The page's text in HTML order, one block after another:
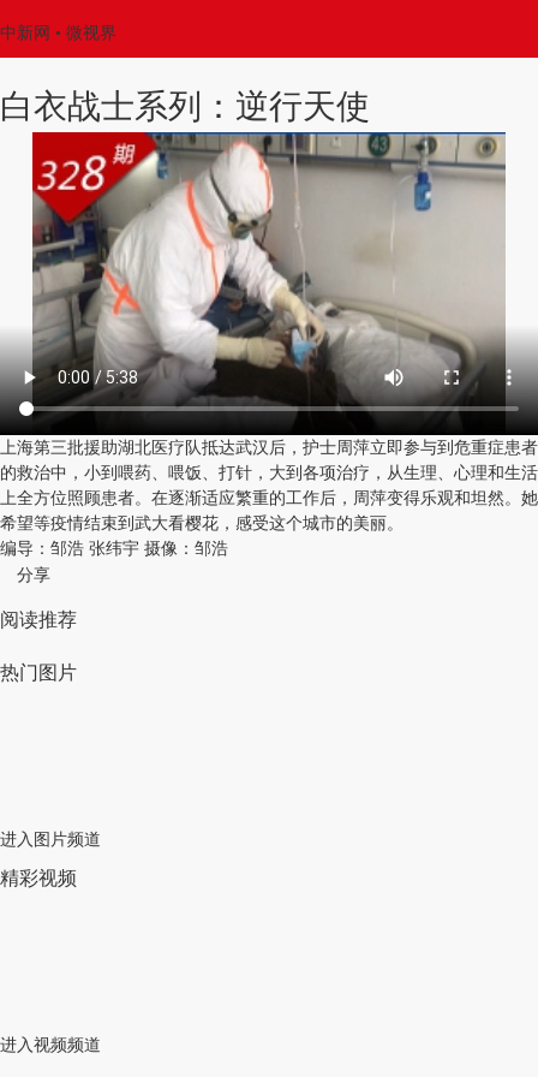
中新网 • 微视界
白衣战士系列：逆行天使
上海第三批援助湖北医疗队抵达武汉后，护士周萍立即参与到危重症患者
的救治中，小到喂药、喂饭、打针，大到各项治疗，从生理、心理和生活
上全方位照顾患者。在逐渐适应繁重的工作后，周萍变得乐观和坦然。她
希望等疫情结束到武大看樱花，感受这个城市的美丽。
编导：邹浩 张纬宇 摄像：邹浩
分享
阅读推荐
热门图片
进入图片频道
精彩视频
进入视频频道